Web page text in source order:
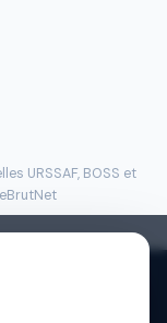
URSSAF, BOSS et